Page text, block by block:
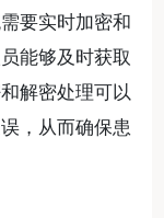
要实时加密和
能够及时获取
解密处理可以
，从而确保患